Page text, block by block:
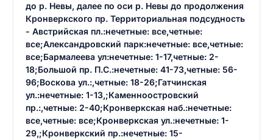
до р. Невы, далее по оси р. Невы до продолжения
Кронверкского пр. Территориальная подсудность
- Австрийская пл.:нечетные: все,четные:
все;Александровский парк:нечетные: все,четные:
все;Бармалеева ул:нечетные: 1-17,четные: 2-
18;Большой пр. П.С.:нечетные: 41-73,четные: 56-
96;Воскова ул.:,четные: 18-26;Гатчинская
ул.:нечетные: 1-13,;Каменноостровский
пр.:,четные: 2-40;Кронверкская наб.:нечетные:
все,четные: все;Кронверкская ул.:нечетные: 1-
29,;Кронверкский пр.:нечетные: 15-